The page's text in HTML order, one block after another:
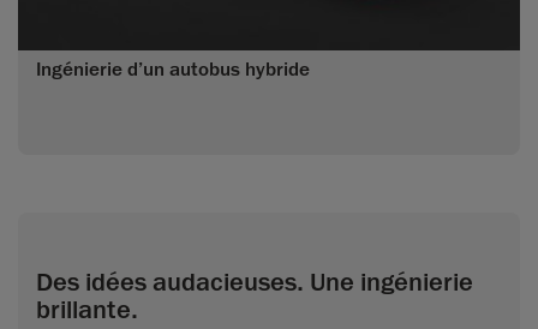
Ingénierie d’un autobus hybride
Des idées audacieuses. Une ingénierie
brillante.